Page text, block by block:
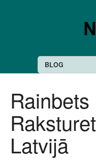
BLOG
Latvijā